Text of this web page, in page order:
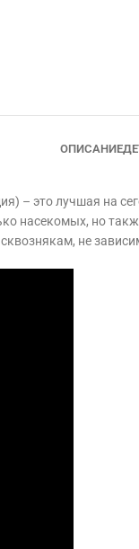
ОПИСАНИЕ
– это лучшая на
насекомых, но
не